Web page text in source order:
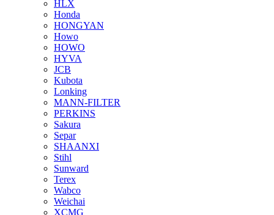
HLX
Honda
HONGYAN
Howo
HOWO
HYVA
JCB
Kubota
Lonking
MANN-FILTER
PERKINS
Sakura
Separ
SHAANXI
Stihl
Sunward
Terex
Wabco
Weichai
XCMG